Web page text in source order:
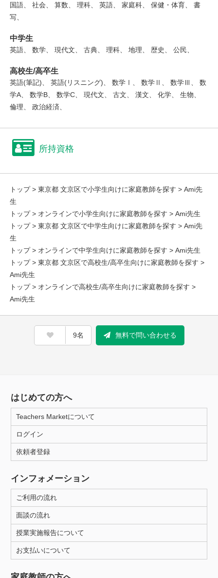
国語、 社会、 算数、 理科、 英語、 家庭科、 保健・体育、 書
写、
中学生
英語、 数学、 現代文、 古典、 理科、 地理、 歴史、 公民、
高校生/高卒生
英語(筆記)、 英語(リスニング)、 数学Ⅰ、 数学Ⅱ、 数学Ⅲ、 数
学A、 数学B、 数学C、 現代文、 古文、 漢文、 化学、 生物、
倫理、 政治経済、
所持資格
トップ> 東京都 文京区で小学生向けに家庭教師を探す > Ami先
生
トップ> オンラインで小学生向けに家庭教師を探す > Ami先生
トップ> 東京都 文京区で中学生向けに家庭教師を探す > Ami先
生
トップ> オンラインで中学生向けに家庭教師を探す > Ami先生
トップ> 東京都 文京区で高校生/高卒生向けに家庭教師を探す >
Ami先生
トップ> オンラインで高校生/高卒生向けに家庭教師を探す >
Ami先生
9名 無料で問い合わせる
はじめての方へ
Teachers Marketについて
ログイン
依頼者登録
インフォメーション
ご利用の流れ
面談の流れ
授業実施報告について
お支払いについて